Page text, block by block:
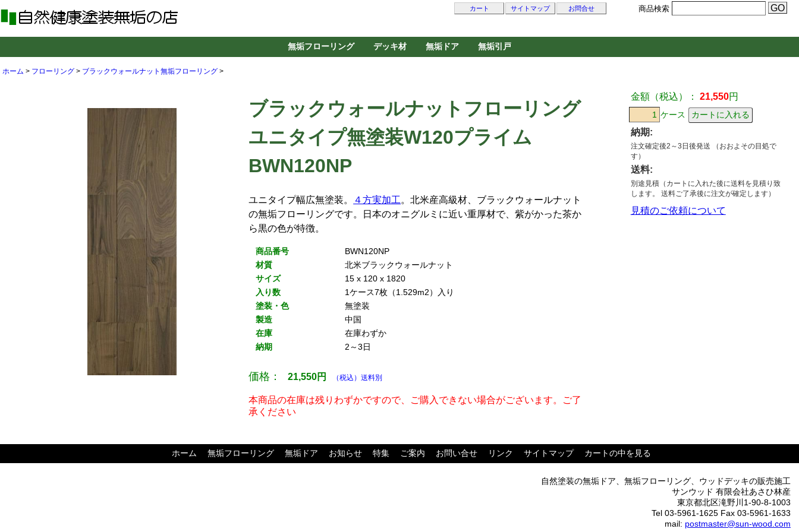
ホーム > フローリング > ブラックウォールナット無垢フローリング >
ブラックウォールナットフローリング
ユニタイプ無塗装W120プライム
BWN120NP
ユニタイプ幅広無塗装。 ４方実加工。北米産高級材、ブラックウォールナット
の無垢フローリングです。日本のオニグルミに近い重厚材で、紫がかった茶か
ら黒の色が特徴。
商品番号
BWN120NP
材質
北米ブラックウォールナット
サイズ
15 x 120 x 1820
入り数
1ケース7枚（1.529m2）入り
塗装・色
無塗装
製造
中国
在庫
在庫わずか
納期
2～3日
価格： 21,550円 （税込）送料別
本商品の在庫は残りわずかですので、ご購入できない場合がございます。ご了
承ください
金額（税込）： 21,550円
ケース
納期:
注文確定後2～3日後発送 （おおよその目処で
す）
送料:
別途見積（カートに入れた後に送料を見積り致
します。 送料ご了承後に注文が確定します）
見積のご依頼について
カート サイトマップ お問合せ 商品検索
無垢フローリング デッキ材 無垢ドア 無垢引戸
ホーム 無垢フローリング 無垢ドア お知らせ 特集 ご案内 お問い合せ リンク サイトマップ カートの中を見る
自然塗装の無垢ドア、無垢フローリング、ウッドデッキの販売施工
サンウッド 有限会社あさひ林産
東京都北区滝野川1-90-8-1003
Tel 03-5961-1625 Fax 03-5961-1633
mail: postmaster@sun-wood.com